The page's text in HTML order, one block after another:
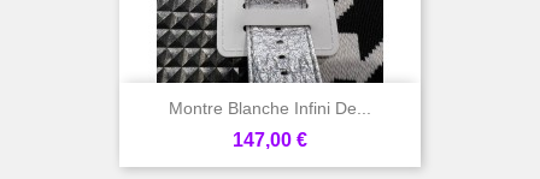
Montre Blanche Infini De...
Prix
147,00 €